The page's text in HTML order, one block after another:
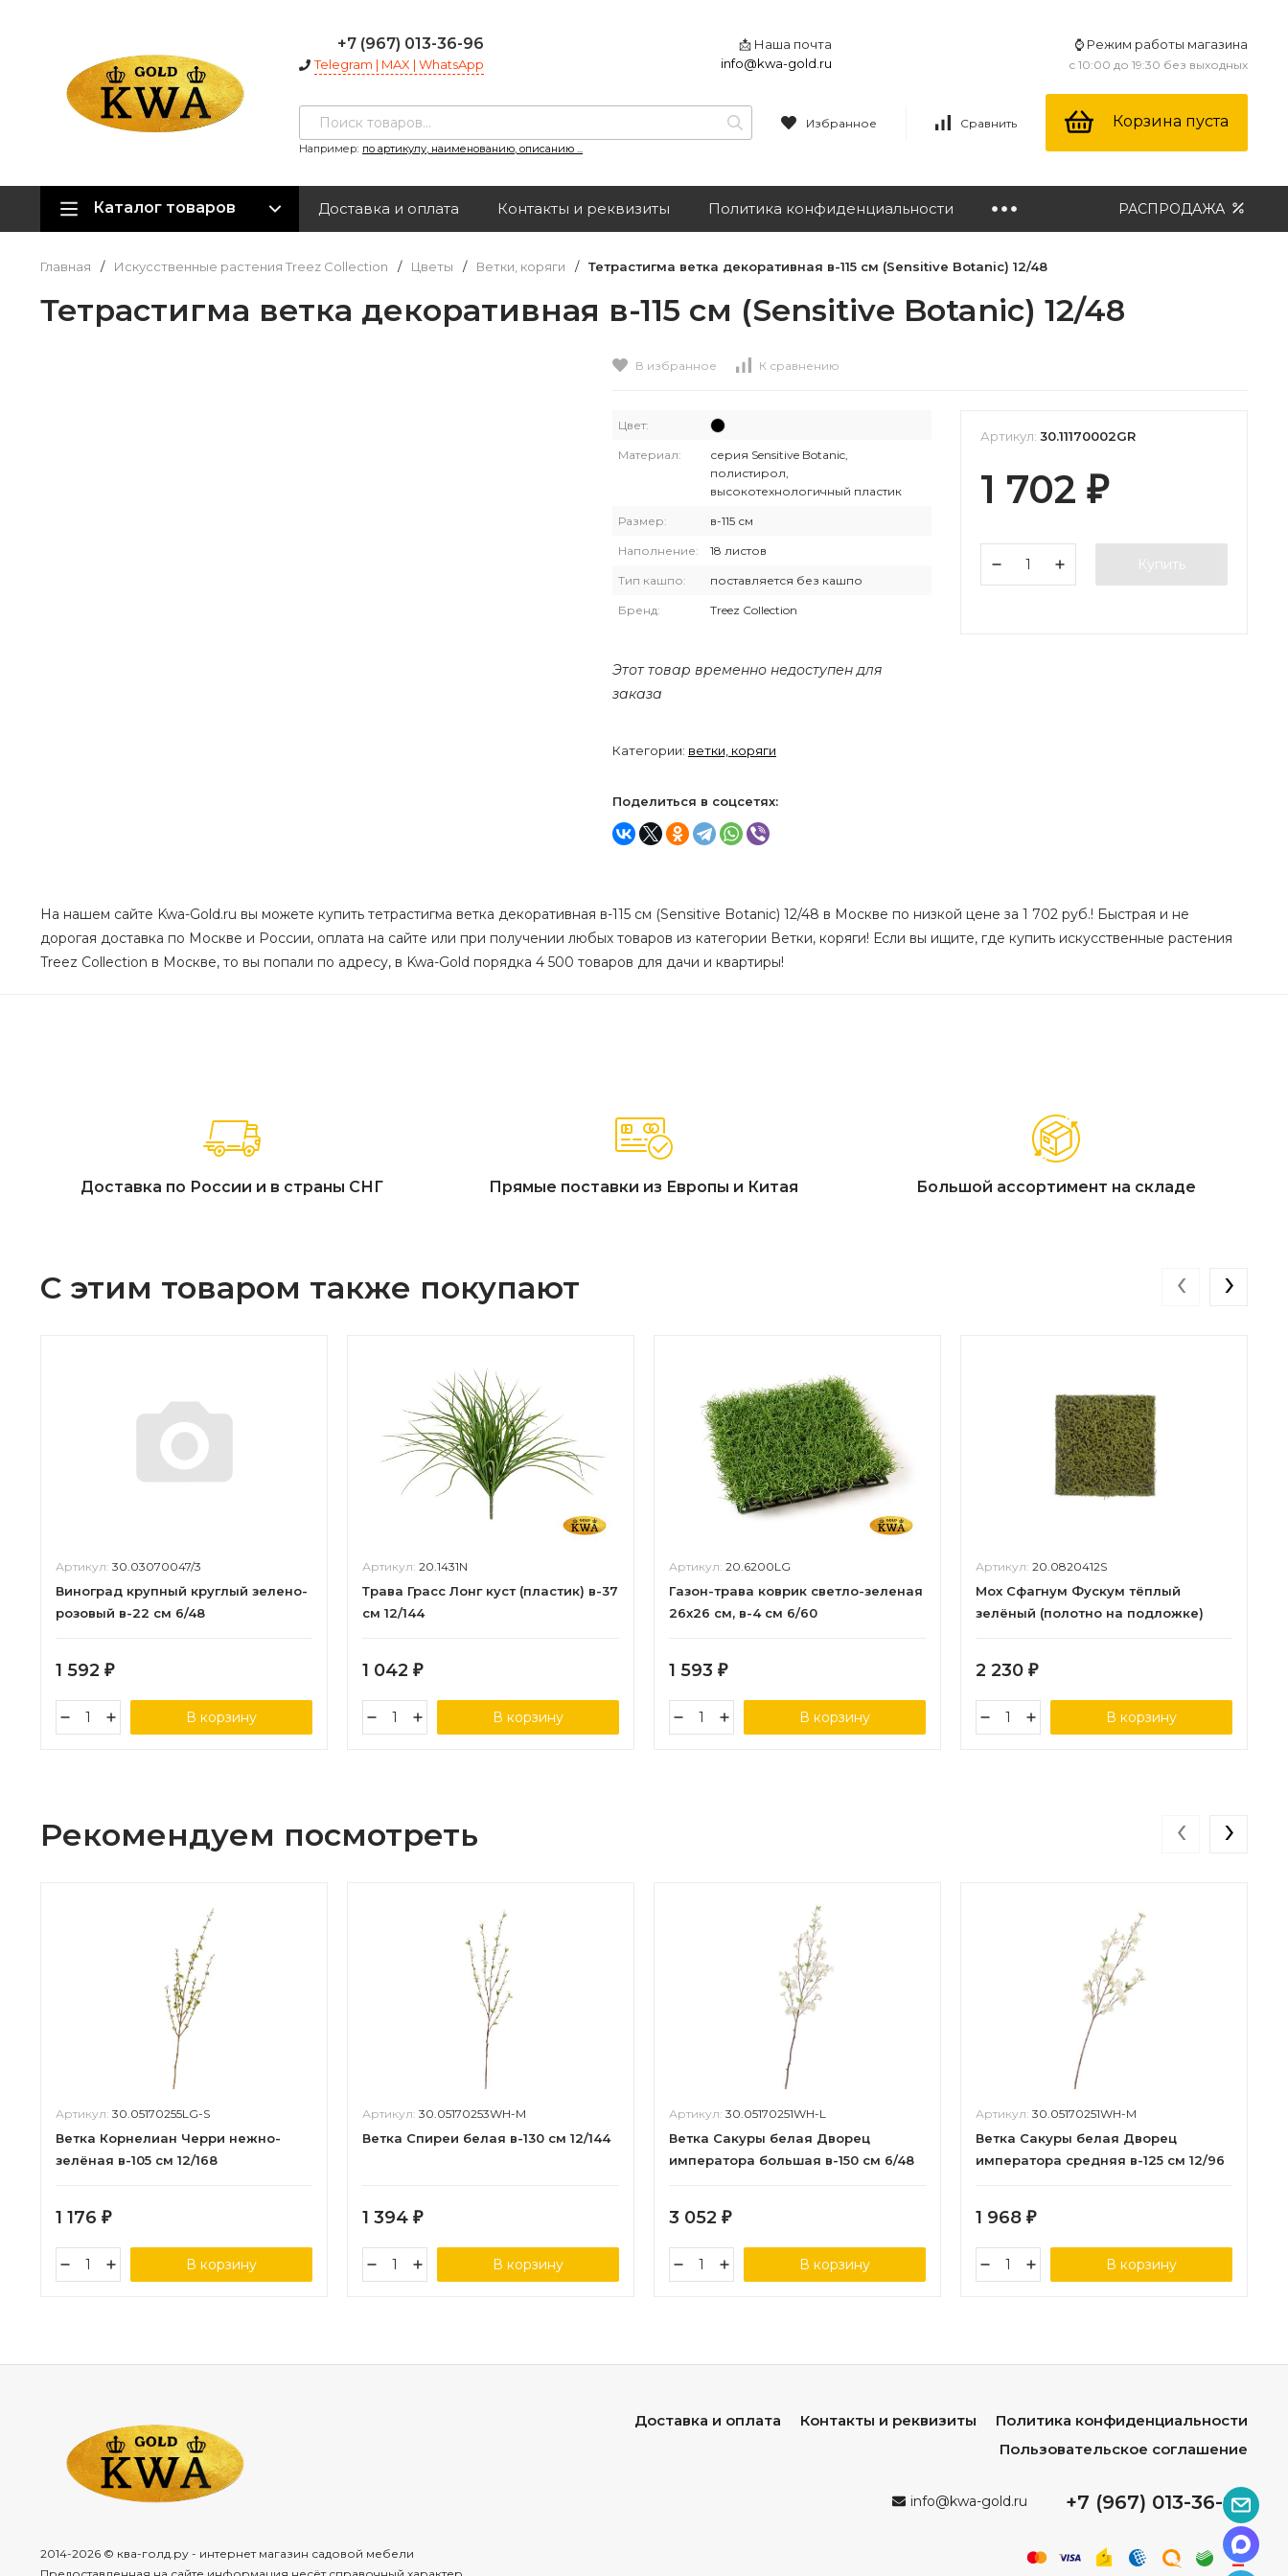
+7 (967) 013-36-96
Telegram | MAX | WhatsApp
📩 Наша почта
info@kwa-gold.ru
⌚ Режим работы магазина
с 10:00 до 19:30 без выходных
Например: по артикулу, наименованию, описанию ...
Избранное Сравнить Корзина пуста
Каталог товаров Доставка и оплата Контакты и реквизиты Политика конфиденциальности РАСПРОДАЖА
Главная / Искусственные растения Treez Collection / Цветы / Ветки, коряги / Тетрастигма ветка декоративная в-115 см (Sensitive Botanic) 12/48
Тетрастигма ветка декоративная в-115 см (Sensitive Botanic) 12/48
В избранное К сравнению
Цвет:
Материал:
серия Sensitive Botanic,
полистирол,
высокотехнологичный пластик
Размер: в-115 см
Наполнение: 18 листов
Тип кашпо: поставляется без кашпо
Бренд: Treez Collection
Этот товар временно недоступен для
заказа
Категории: ветки, коряги
Поделиться в соцсетях:
Артикул: 30.11170002GR
1 702 ₽
Купить
На нашем сайте Kwa-Gold.ru вы можете купить тетрастигма ветка декоративная в-115 см (Sensitive Botanic) 12/48 в Москве по низкой цене за 1 702 руб.! Быстрая и не
дорогая доставка по Москве и России, оплата на сайте или при получении любых товаров из категории Ветки, коряги! Если вы ищите, где купить искусственные растения
Treez Collection в Москве, то вы попали по адресу, в Kwa-Gold порядка 4 500 товаров для дачи и квартиры!
Доставка по России и в страны СНГ Прямые поставки из Европы и Китая Большой ассортимент на складе
С этим товаром также покупают
Артикул: 30.03070047/3
Виноград крупный круглый зелено-
розовый в-22 см 6/48
1 592 ₽
В корзину
Артикул: 20.1431N
Трава Грасс Лонг куст (пластик) в-37
см 12/144
1 042 ₽
В корзину
Артикул: 20.6200LG
Газон-трава коврик светло-зеленая
26х26 см, в-4 см 6/60
1 593 ₽
В корзину
Артикул: 20.0820412S
Мох Сфагнум Фускум тёплый
зелёный (полотно на подложке)
2 230 ₽
В корзину
‹ ›
Рекомендуем посмотреть
Артикул: 30.05170255LG-S
Ветка Корнелиан Черри нежно-
зелёная в-105 см 12/168
1 176 ₽
В корзину
Артикул: 30.05170253WH-M
Ветка Спиреи белая в-130 см 12/144
1 394 ₽
В корзину
Артикул: 30.05170251WH-L
Ветка Сакуры белая Дворец
императора большая в-150 см 6/48
3 052 ₽
В корзину
Артикул: 30.05170251WH-M
Ветка Сакуры белая Дворец
императора средняя в-125 см 12/96
1 968 ₽
В корзину
‹ ›
2014-2026 © ква-голд.ру - интернет магазин садовой мебели
Доставка и оплата Контакты и реквизиты
Политика конфиденциальности
Пользовательское соглашение
info@kwa-gold.ru +7 (967) 013-36-96